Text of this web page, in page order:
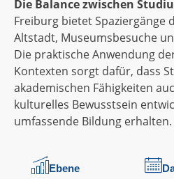
Die Balance zwischen
Freiburg bietet Spaziergänge
Altstadt, Museumsbesuche
Die praktische Anwendung
Kontexten sorgt dafür, dass
akademischen Fähigkeiten
kulturelles Bewusstsein
umfassende Bildung erhalten.
Ebene